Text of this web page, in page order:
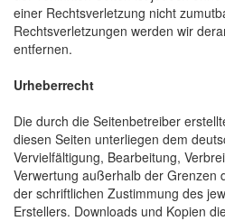
einer Rechtsverletzung nicht
Rechtsverletzungen werden wir
entfernen.
Urheberrecht
Die durch die Seitenbetreiber
diesen Seiten unterliegen dem
Vervielfältigung, Bearbeitung,
Verwertung außerhalb der Grenzen
der schriftlichen Zustimmung des
Erstellers. Downloads und Kopien